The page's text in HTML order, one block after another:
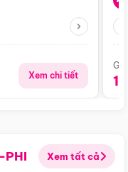
Xem chi tiết
PHI Xem tất cả
Điểm nổi bật